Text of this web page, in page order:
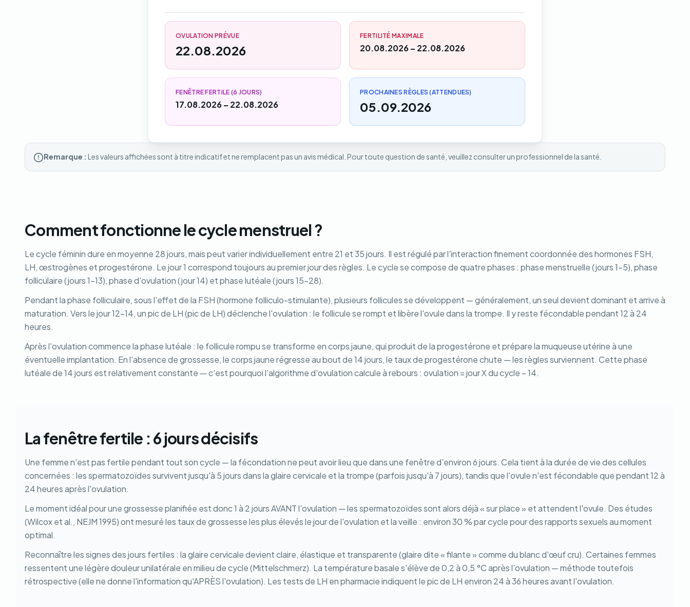
OVULATION PRÉVUE
22.08.2026
FERTILITÉ MAXIMALE
20.08.2026 – 22.08.2026
FENÊTRE FERTILE (6 JOURS)
17.08.2026 – 22.08.2026
PROCHAINES RÈGLES (ATTENDUES)
05.09.2026
Remarque : Les valeurs affichées sont à titre indicatif et ne remplacent pas un avis médical. Pour toute question de santé, veuillez consulter un professionnel de la santé.
Comment fonctionne le cycle menstruel ?
Le cycle féminin dure en moyenne 28 jours, mais peut varier individuellement entre 21 et 35 jours. Il est régulé par l'interaction finement coordonnée des hormones FSH,
LH, œstrogènes et progestérone. Le jour 1 correspond toujours au premier jour des règles. Le cycle se compose de quatre phases : phase menstruelle (jours 1-5), phase
folliculaire (jours 1-13), phase d'ovulation (jour 14) et phase lutéale (jours 15-28).
Pendant la phase folliculaire, sous l'effet de la FSH (hormone folliculo-stimulante), plusieurs follicules se développent — généralement, un seul devient dominant et arrive à
maturation. Vers le jour 12-14, un pic de LH (pic de LH) déclenche l'ovulation : le follicule se rompt et libère l'ovule dans la trompe. Il y reste fécondable pendant 12 à 24
heures.
Après l'ovulation commence la phase lutéale : le follicule rompu se transforme en corps jaune, qui produit de la progestérone et prépare la muqueuse utérine à une
éventuelle implantation. En l'absence de grossesse, le corps jaune régresse au bout de 14 jours, le taux de progestérone chute — les règles surviennent. Cette phase
lutéale de 14 jours est relativement constante — c'est pourquoi l'algorithme d'ovulation calcule à rebours : ovulation = jour X du cycle − 14.
La fenêtre fertile : 6 jours décisifs
Une femme n'est pas fertile pendant tout son cycle — la fécondation ne peut avoir lieu que dans une fenêtre d'environ 6 jours. Cela tient à la durée de vie des cellules
concernées : les spermatozoïdes survivent jusqu'à 5 jours dans la glaire cervicale et la trompe (parfois jusqu'à 7 jours), tandis que l'ovule n'est fécondable que pendant 12 à
24 heures après l'ovulation.
Le moment idéal pour une grossesse planifiée est donc 1 à 2 jours AVANT l'ovulation — les spermatozoïdes sont alors déjà « sur place » et attendent l'ovule. Des études
(Wilcox et al., NEJM 1995) ont mesuré les taux de grossesse les plus élevés le jour de l'ovulation et la veille : environ 30 % par cycle pour des rapports sexuels au moment
optimal.
Reconnaître les signes des jours fertiles : la glaire cervicale devient claire, élastique et transparente (glaire dite « filante » comme du blanc d'œuf cru). Certaines femmes
ressentent une légère douleur unilatérale en milieu de cycle (Mittelschmerz). La température basale s'élève de 0,2 à 0,5 °C après l'ovulation — méthode toutefois
rétrospective (elle ne donne l'information qu'APRÈS l'ovulation). Les tests de LH en pharmacie indiquent le pic de LH environ 24 à 36 heures avant l'ovulation.